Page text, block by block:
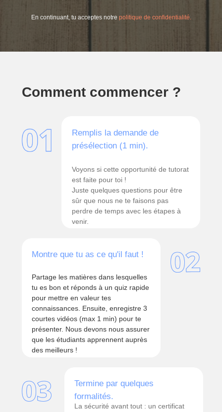
En continuant, tu acceptes notre politique de confidentialité.
Montre que tu as ce qu'il faut !
Partage les matières dans lesquelles
tu es bon et réponds à un quiz rapide
pour mettre en valeur tes
connaissances. Ensuite, enregistre 3
courtes vidéos (max 1 min) pour te
présenter. Nous devons nous assurer
que les étudiants apprennent auprès
des meilleurs !
Termine par quelques
formalités.
La sécurité avant tout : un certificat
Comment commencer ?
Remplis la demande de
présélection (1 min).
Voyons si cette opportunité de tutorat
est faite pour toi !
Juste quelques questions pour être
sûr que nous ne te faisons pas
perdre de temps avec les étapes à
venir.